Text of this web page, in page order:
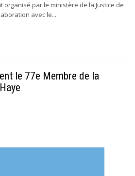
organisé par le ministère de la Justice de
avec le...
le 77e Membre de la